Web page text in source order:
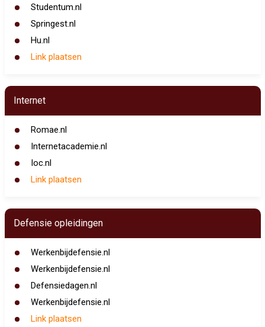
Studentum.nl
Springest.nl
Hu.nl
Link plaatsen
Internet
Romae.nl
Internetacademie.nl
Ioc.nl
Link plaatsen
Defensie opleidingen
Werkenbijdefensie.nl
Werkenbijdefensie.nl
Defensiedagen.nl
Werkenbijdefensie.nl
Link plaatsen